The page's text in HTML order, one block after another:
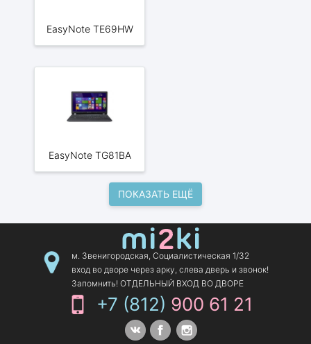
EasyNote TE69HW
EasyNote TG81BA
ПОКАЗАТЬ ЕЩЁ
м. Звенигородская, Социалистическая 1/32
вход во дворе через арку, слева дверь и звонок!
Запомнить! ОТДЕЛЬНЫЙ ВХОД ВО ДВОРЕ
+7 (812) 900 61 21